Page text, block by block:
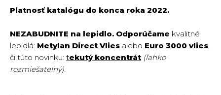
Platnosť katalógu do konca roka 2022.
NEZABUDNITE na lepidlo. Odporúčame kvalitné
lepidlá: Metylan Direct Vlies alebo Euro 3000 vlies,
či túto novinku: tekutý koncentrát (ľahko
rozmiešateľný).